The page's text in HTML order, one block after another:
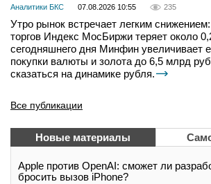
Аналитики БКС 07.08.2026 10:55 235
Утро рынок встречает легким
торгов Индекс МосБиржи теряет около
сегодняшнего дня Минфин увеличивает
покупки валюты и золота до 6,5 млрд
сказаться на динамике рубля.
Все публикации
Новые материалы
Apple против OpenAI: сможет ли
бросить вызов iPhone?